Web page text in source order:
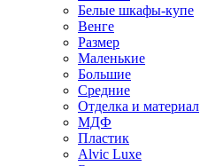
Белые шкафы-купе
Венге
Размер
Маленькие
Большие
Средние
Отделка и материал
МДФ
Пластик
Alvic Luxe